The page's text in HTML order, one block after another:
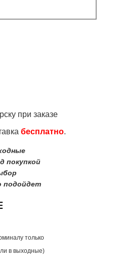
при заказе
бесплатно.
покупкой
подойдет
только
в выходные)